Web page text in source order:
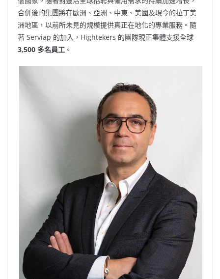
合併後的集團將在歐洲、亞洲、中東、美國及現今的拉丁美
洲地區，以前所未見的規模提供真正在地化的專業服務。隨
著 Serviap 的加入，Hightekers 的團隊現正集體支援全球
3,500 多名員工 。